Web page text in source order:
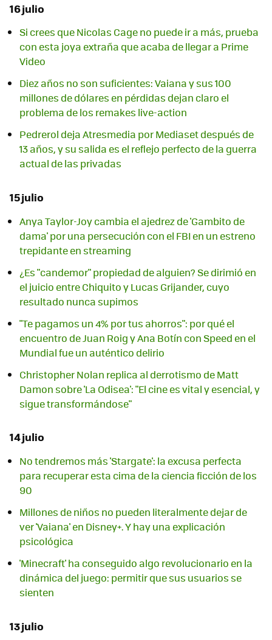
16 julio
Si crees que Nicolas Cage no puede ir a más, prueba
con esta joya extraña que acaba de llegar a Prime
Video
Diez años no son suficientes: Vaiana y sus 100
millones de dólares en pérdidas dejan claro el
problema de los remakes live-action
Pedrerol deja Atresmedia por Mediaset después de
13 años, y su salida es el reflejo perfecto de la guerra
actual de las privadas
15 julio
Anya Taylor-Joy cambia el ajedrez de 'Gambito de
dama' por una persecución con el FBI en un estreno
trepidante en streaming
¿Es "candemor" propiedad de alguien? Se dirimió en
el juicio entre Chiquito y Lucas Grijander, cuyo
resultado nunca supimos
"Te pagamos un 4% por tus ahorros": por qué el
encuentro de Juan Roig y Ana Botín con Speed en el
Mundial fue un auténtico delirio
Christopher Nolan replica al derrotismo de Matt
Damon sobre 'La Odisea': "El cine es vital y esencial, y
sigue transformándose"
14 julio
No tendremos más 'Stargate': la excusa perfecta
para recuperar esta cima de la ciencia ficción de los
90
Millones de niños no pueden literalmente dejar de
ver 'Vaiana' en Disney+. Y hay una explicación
psicológica
'Minecraft' ha conseguido algo revolucionario en la
dinámica del juego: permitir que sus usuarios se
sienten
13 julio